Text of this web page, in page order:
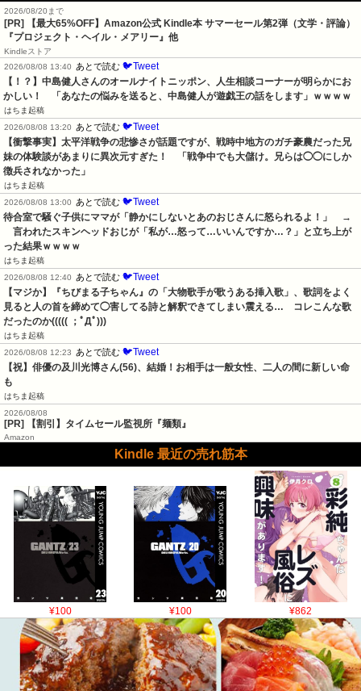
2026/08/20まで
[PR]
【最大65%OFF】Amazon公式 Kindle本 サマーセール第2弾（文学・評論）
『プロジェクト・ヘイル・メアリー』他
Kindleストア
2026/08/08 13:40
あとで読む 🐦Tweet
【！？】中島健人さんのオールナイトニッポン、人生相談コーナーが明らかにお
かしい！　「あなたの悩みを送ると、中島健人が遊戯王の話をします」ｗｗｗｗ
はちま起稿
2026/08/08 13:20
あとで読む 🐦Tweet
【衝撃事実】太平洋戦争の悲惨さが話題ですが、戦時中地方のガチ豪農だった兄
妹の体験談があまりに異次元すぎた！　「戦争中でも大儲け。兄らは◯◯にしか
徴兵されなかった」
はちま起稿
2026/08/08 13:00
あとで読む 🐦Tweet
待合室で騒ぐ子供にママが「静かにしないとあのおじさんに怒られるよ！」　→
言われたスキンヘッドおじが「私が…怒って…いいんですか…？」と立ち上が
った結果ｗｗｗｗ
はちま起稿
2026/08/08 12:40
あとで読む 🐦Tweet
【マジか】『ちびまる子ちゃん』の「大物歌手が歌うある挿入歌」、歌詞をよく
見ると人の首を締めて◯害してる詩と解釈できてしまい震える…　コレこんな歌
だったのか((((( ；ﾟДﾟ)))
はちま起稿
2026/08/08 12:23
あとで読む 🐦Tweet
【祝】俳優の及川光博さん(56)、結婚！お相手は一般女性、二人の間に新しい命
も
はちま起稿
2026/08/08
[PR] 【割引】タイムセール監視所『麺類』
Amazon
Kindle 最近の売れ筋本
¥100 ¥100 ¥862